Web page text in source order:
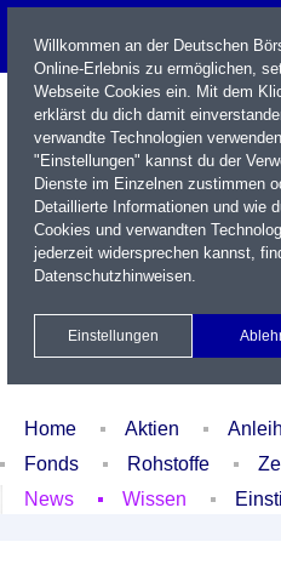
Name / WKN / ISIN / Kürzel
Xetra Realtime
Watchlist
Home Aktien
Fonds
Rohstoffe
News
Wissen
Willkommen an der Deutschen
Online-Erlebnis zu ermöglichen,
Webseite Cookies ein. Mit dem
erklärst du dich damit
verwandte Technologien
"Einstellungen" kannst du der
Dienste im Einzelnen zustimmen
Detaillierte Informationen und wie
Cookies und verwandten
jederzeit widersprechen kannst,
Datenschutzhinweisen.
Einstellungen